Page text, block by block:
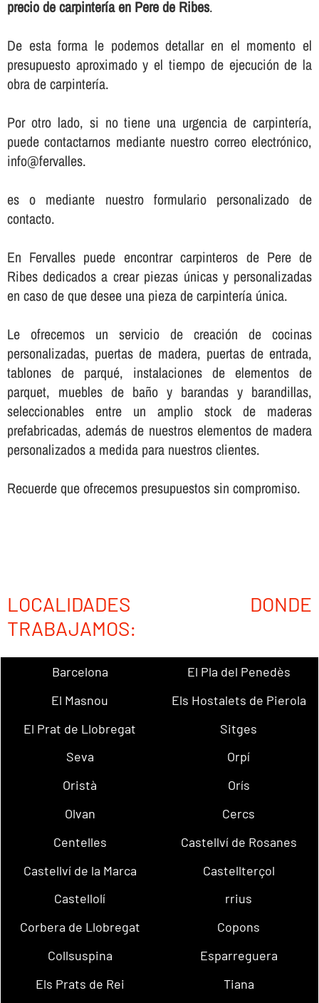
precio de carpinterí­a en Pere de Ribes.
De esta forma le podemos detallar en el momento el
presupuesto aproximado y el tiempo de ejecución de la
obra de carpinterí­a.
Por otro lado, si no tiene una urgencia de carpinterí­a,
puede contactarnos mediante nuestro correo electrónico,
info@fervalles.
es o mediante nuestro formulario personalizado de
contacto.
En Fervalles puede encontrar carpinteros de Pere de
Ribes dedicados a crear piezas únicas y personalizadas
en caso de que desee una pieza de carpinterí­a única.
Le ofrecemos un servicio de creación de cocinas
personalizadas, puertas de madera, puertas de entrada,
tablones de parqué, instalaciones de elementos de
parquet, muebles de baño y barandas y barandillas,
seleccionables entre un amplio stock de maderas
prefabricadas, además de nuestros elementos de madera
personalizados a medida para nuestros clientes.
Recuerde que ofrecemos presupuestos sin compromiso.
LOCALIDADES DONDE
TRABAJAMOS:
Barcelona
El Pla del Penedès
El Masnou
Els Hostalets de Pierola
El Prat de Llobregat
Sitges
Seva
Orpí
Oristà
Orís
Olvan
Cercs
Centelles
Castellví de Rosanes
Castellví de la Marca
Castellterçol
Castellolí
rrius
Corbera de Llobregat
Copons
Collsuspina
Esparreguera
Els Prats de Rei
Tiana